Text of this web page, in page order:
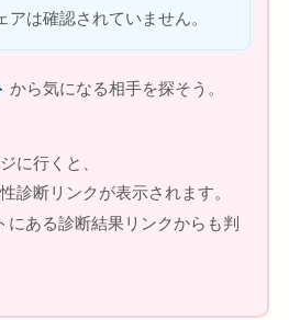
アは確認されていません。
から気になる相手を探そう。
に行くと、
診断リンクが表示されます。
にある診断結果リンクからも判